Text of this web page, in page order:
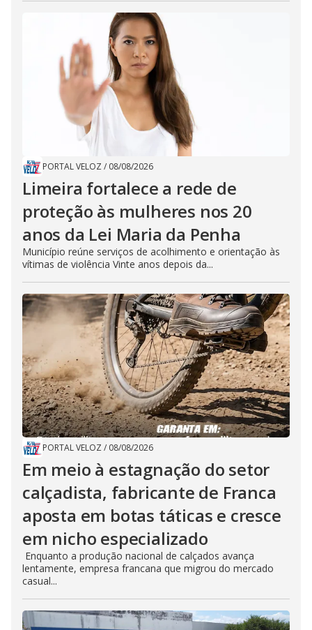
PORTAL VELOZ / 08/08/2026
Limeira fortalece a rede de
proteção às mulheres nos 20
anos da Lei Maria da Penha
Município reúne serviços de acolhimento e orientação às
vítimas de violência Vinte anos depois da...
PORTAL VELOZ / 08/08/2026
Em meio à estagnação do setor
calçadista, fabricante de Franca
aposta em botas táticas e cresce
em nicho especializado
Enquanto a produção nacional de calçados avança
lentamente, empresa francana que migrou do mercado
casual...